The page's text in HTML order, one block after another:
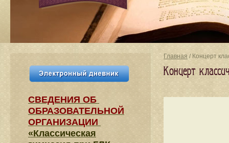
Главная / Концерт
Концерт
СВЕДЕНИЯ​ ОБ
ОБРАЗОВАТЕЛЬНОЙ
ОРГАНИЗАЦИИ
«Классическая